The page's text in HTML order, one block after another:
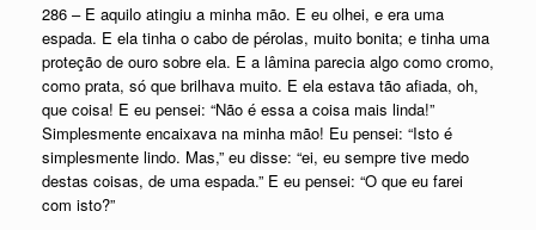
286 – E aquilo atingiu a minha mão. E eu olhei, e era uma
espada. E ela tinha o cabo de pérolas, muito bonita; e tinha uma
proteção de ouro sobre ela. E a lâmina parecia algo como cromo,
como prata, só que brilhava muito. E ela estava tão afiada, oh,
que coisa! E eu pensei: “Não é essa a coisa mais linda!”
Simplesmente encaixava na minha mão! Eu pensei: “Isto é
simplesmente lindo. Mas,” eu disse: “ei, eu sempre tive medo
destas coisas, de uma espada.” E eu pensei: “O que eu farei
com isto?”